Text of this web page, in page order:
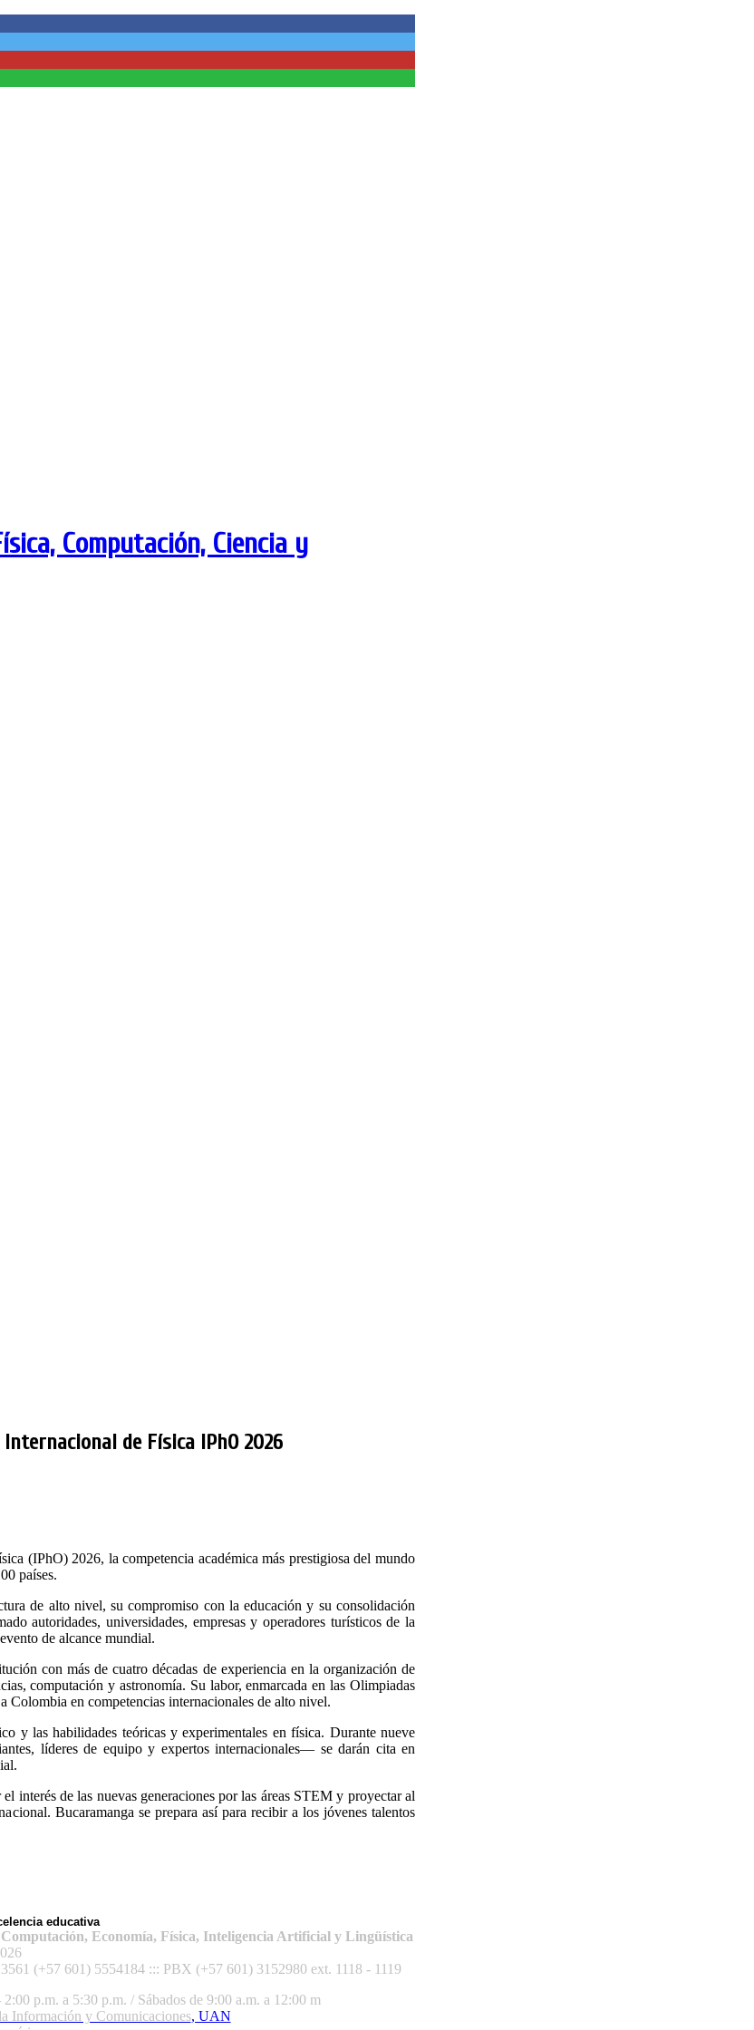
Computación, Ciencia y
de Física IPhO 2026
(IPhO) 2026, la competencia académica más prestigiosa del mundo
países.
de alto nivel, su compromiso con la educación y su consolidación
autoridades, universidades, empresas y operadores turísticos de la
de alcance mundial.
con más de cuatro décadas de experiencia en la organización de
computación y astronomía. Su labor, enmarcada en las Olimpiadas
Colombia en competencias internacionales de alto nivel.
y las habilidades teóricas y experimentales en física. Durante nueve
líderes de equipo y expertos internacionales— se darán cita en
interés de las nuevas generaciones por las áreas STEM y proyectar al
Bucaramanga se prepara así para recibir a los jóvenes talentos
educativa
Economía, Física, Inteligencia Artificial y Lingüística
(+57 601) 5554184 ::: PBX (+57 601) 3152980 ext. 1118 - 1119
p.m. a 5:30 p.m. / Sábados de 9:00 a.m. a 12:00 m
Información y Comunicaciones, UAN